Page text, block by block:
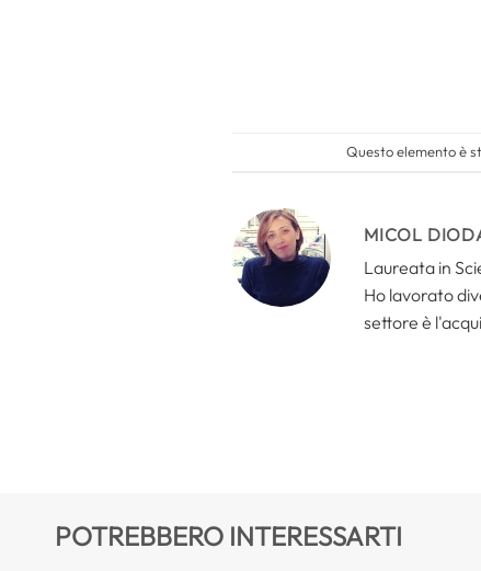
Questo elemento è
MICOL
Laureata in
Ho lavorato
settore è
POTREBBERO INTERESSARTI